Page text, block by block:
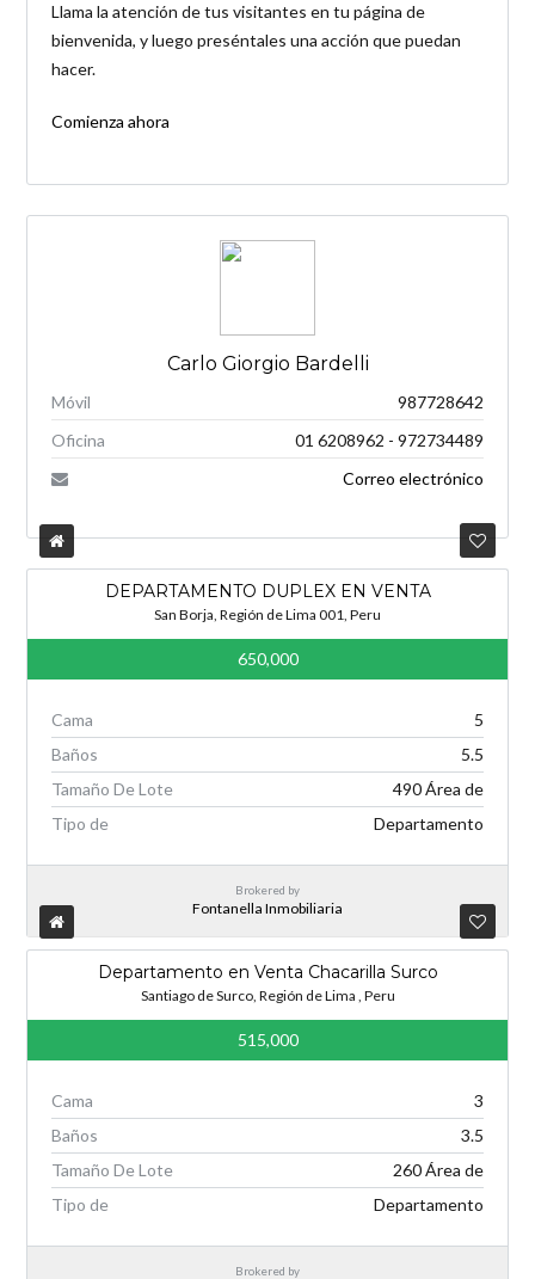
Llama la atención de tus visitantes en tu página de
bienvenida, y luego preséntales una acción que puedan
hacer.
Comienza ahora
Carlo Giorgio Bardelli
Móvil
987728642
Oficina
01 6208962 - 972734489
Correo electrónico
DEPARTAMENTO DUPLEX EN VENTA
San Borja, Región de Lima 001, Peru
650,000
Cama
5
Baños
5.5
Tamaño De Lote
490 Área de
Tipo de
Departamento
Brokered by
Fontanella Inmobiliaria
Departamento en Venta Chacarilla Surco
Santiago de Surco, Región de Lima , Peru
515,000
Cama
3
Baños
3.5
Tamaño De Lote
260 Área de
Tipo de
Departamento
Brokered by